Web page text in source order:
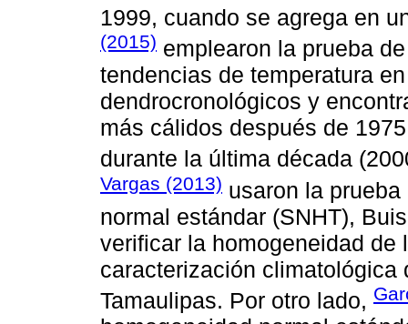
1999, cuando se agrega en
(2015) emplearon la prueba
tendencias de temperatura
dendrocronológicos y
más cálidos después de
durante la última década
Vargas (2013) usaron la
normal estándar (SNHT),
verificar la homogeneidad de
caracterización
Tamaulipas. Por otro lado,